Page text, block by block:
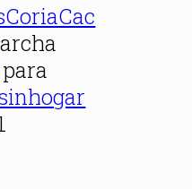
para